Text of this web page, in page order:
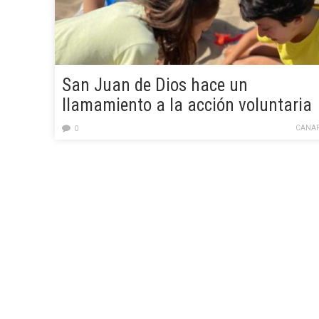
San Juan de Dios hace un
llamamiento a la acción voluntaria
con la campaña ‘Invierte tu tiempo,
0